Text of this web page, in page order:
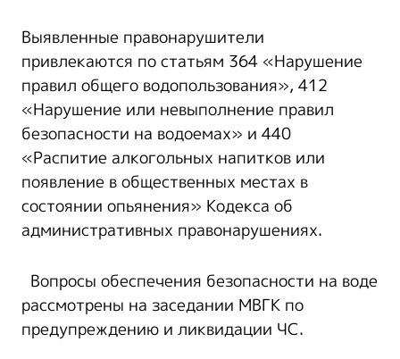
Выявленные правонарушители
привлекаются по статьям 364 «Нарушение
правил общего водопользования», 412
«Нарушение или невыполнение правил
безопасности на водоемах» и 440
«Распитие алкогольных напитков или
появление в общественных местах в
состоянии опьянения» Кодекса об
административных правонарушениях.
Вопросы обеспечения безопасности на воде
рассмотрены на заседании МВГК по
предупреждению и ликвидации ЧС.